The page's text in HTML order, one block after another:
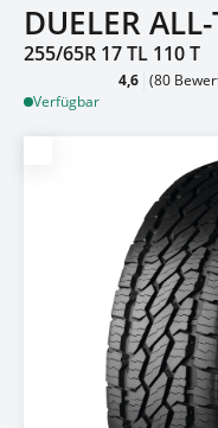
DUELER
255/65R 17 TL 110 T
4,6 (80
Verfügbar